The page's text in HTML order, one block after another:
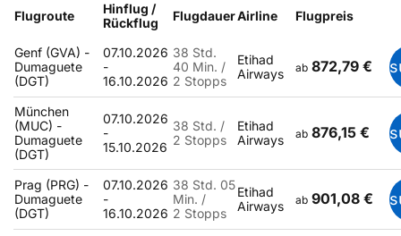
Flugroute
Hinflug /
Rückflug
FlugdauerAirline Flugpreis
Genf (GVA) -
Dumaguete
(DGT)
07.10.2026
-
16.10.2026
38 Std.
40 Min. /
2 Stopps
Etihad
Airways
ab 872,79 €
München
(MUC) -
Dumaguete
(DGT)
07.10.2026
-
15.10.2026
38 Std. /
2 Stopps
Etihad
Airways
ab 876,15 €
Prag (PRG) -
Dumaguete
(DGT)
07.10.2026
-
16.10.2026
38 Std. 05
Min. /
2 Stopps
Etihad
Airways
ab 901,08 €